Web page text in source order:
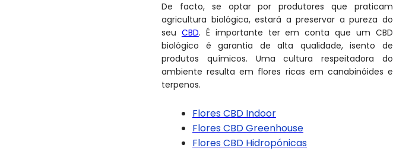
De facto, se optar por produtores que praticam
agricultura biológica, estará a preservar a pureza do
seu CBD. É importante ter em conta que um CBD
biológico é garantia de alta qualidade, isento de
produtos químicos. Uma cultura respeitadora do
ambiente resulta em flores ricas em canabinóides e
terpenos.
Flores CBD Indoor
Flores CBD Greenhouse
Flores CBD Hidropónicas